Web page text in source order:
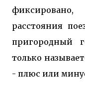
расстояния
пригородный
только
- плюс или